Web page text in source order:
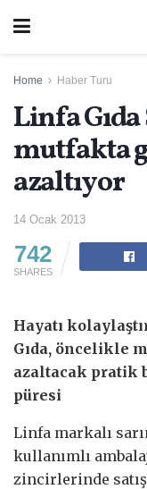
Home Haber Turu
Linfa
mutfakta
azaltıyor
14 Ocak 2013
742
SHARES
Hayatı
Gıda, öncelikle
azaltacak pratik
püresi
Linfa markalı
kullanımlı
zincirlerinde